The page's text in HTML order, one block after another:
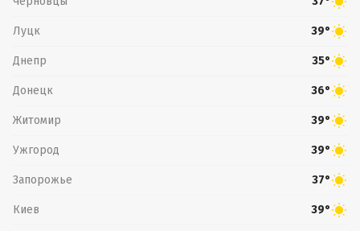
Луцк 39°
Днепр 35°
Донецк 36°
Житомир 39°
Ужгород 39°
Запорожье 37°
Киев 39°